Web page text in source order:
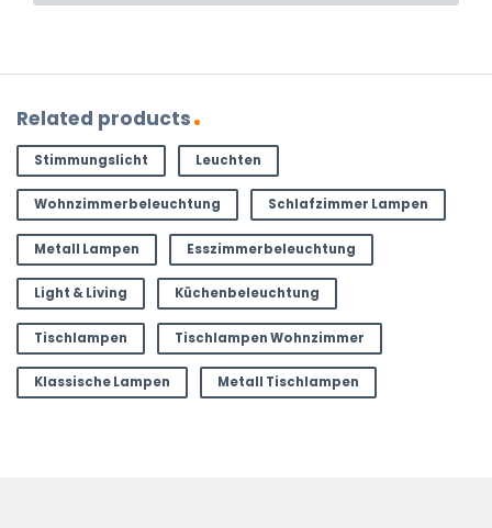
Related products
Stimmungslicht Leuchten
Wohnzimmerbeleuchtung Schlafzimmer Lampen
Metall Lampen Esszimmerbeleuchtung
Light & Living Küchenbeleuchtung
Tischlampen Tischlampen Wohnzimmer
Klassische Lampen Metall Tischlampen